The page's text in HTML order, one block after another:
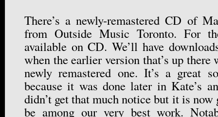
There’s a newly-remastered CD of
from Outside Music Toronto. For
available on CD. We’ll have
when the earlier version that’s up
newly remastered one. It’s a great
because it was done later in Kate’s
didn’t get that much notice but it is now
be among our very best work.